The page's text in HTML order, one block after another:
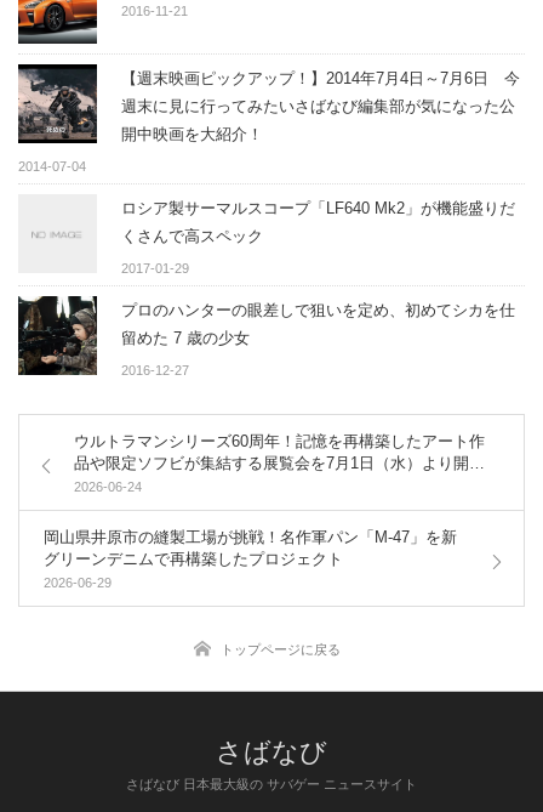
2016-11-21
【週末映画ピックアップ！】2014年7月4日～7月6日 今
週末に見に行ってみたいさばなび編集部が気になった公
開中映画を大紹介！
2014-07-04
ロシア製サーマルスコープ「LF640 Mk2」が機能盛りだ
くさんで高スペック
2017-01-29
プロのハンターの眼差しで狙いを定め、初めてシカを仕
留めた 7 歳の少女
2016-12-27
ウルトラマンシリーズ60周年！記憶を再構築したアート作
品や限定ソフビが集結する展覧会を7月1日（水）より開催
【阪急うめだ本店】
2026-06-24
岡山県井原市の縫製工場が挑戦！名作軍パン「M-47」を新
グリーンデニムで再構築したプロジェクト
2026-06-29
トップページに戻る
さばなび 日本最大級の サバゲー ニュースサイト